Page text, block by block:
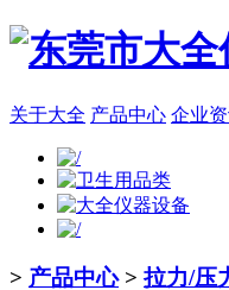
关于大全 产品中心 企业
> 产品中心> 拉力/压